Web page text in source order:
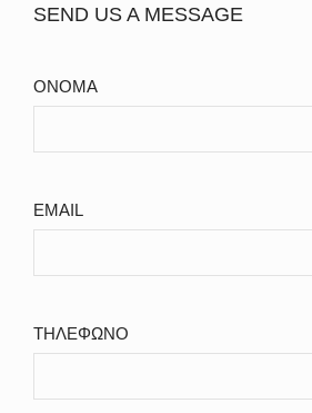
SEND US A MESSAGE
ΟΝΟΜΑ
EMAIL
ΤΗΛΕΦΩΝΟ